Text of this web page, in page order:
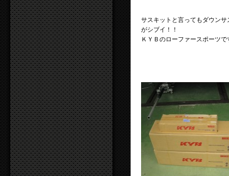
サスキットと言ってもダウン
がシブイ！！
ＫＹＢのローファースポーツで